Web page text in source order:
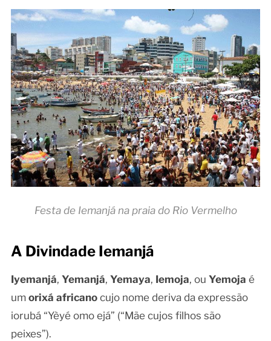
Festa de Iemanjá na praia do Rio Vermelho
A Divindade Iemanjá
Iyemanjá, Yemanjá, Yemaya, Iemoja, ou Yemoja é
um orixá africanocujo nome deriva da expressão
iorubá “Yèyé omo ejá” (“Mãe cujos filhos são
peixes”).